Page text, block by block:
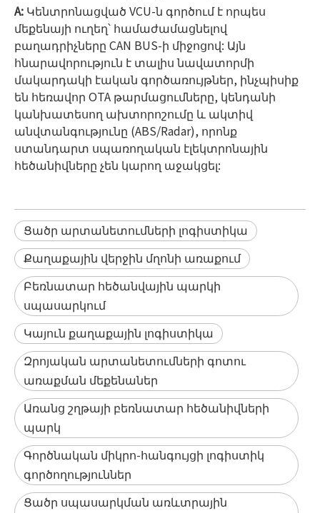
A: Կենտրոնացված VCU-ն գործում է որպես
մեքենայի ուղեղ՝ համաժամացնելով
բաղադրիչները CAN BUS-ի միջոցով: Այն
հնարավորություն է տալիս նավատորմի
մակարդակի էական գործառույթներ, ինչպիսիք
են հեռավոր OTA թարմացումները, կենդանի
կանխատեսող ախտորոշումը և ակտիվ
անվտանգությունը (ABS/Radar), որոնք
ստանդարտ սպառողական էլեկտրոնային
հեծանիվները չեն կարող աջակցել:
Ցածր արտանետումների լոգիստիկա
Քաղաքային վերջին մղոնի առաքում
Բեռնատար հեծանվային պարկի
սպասարկում
Կայուն քաղաքային լոգիստիկա
Զրոյական արտանետումների գոտու
առաքման մեքենաներ
Առանց շղթայի բեռնատար հեծանիվների
պարկ
Գործնական միկրո-հանգույցի լոգիստիկ
գործողություններ
Ցածր սպասարկման առևտրային